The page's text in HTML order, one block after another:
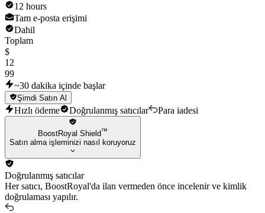
12 hours
Tam e-posta erişimi
Dahil
Toplam
$
12
99
~30 dakika içinde başlar
Şimdi Satın Al
Hızlı ödeme Doğrulanmış satıcılar Para iadesi
BoostRoyal Shield™
Satın alma işleminizi nasıl koruyoruz
Doğrulanmış satıcılar
Her satıcı, BoostRoyal'da ilan vermeden önce incelenir ve kimlik
doğrulaması yapılır.